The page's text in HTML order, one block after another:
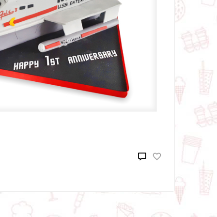
spéciale